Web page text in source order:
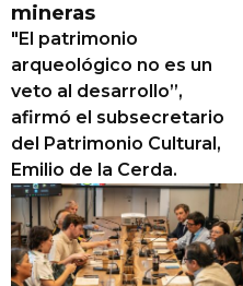
Canal Digital
Columnas de Opinión
Designaciones
Calendario de Eventos
Revistas Digital
Siguenos
mineras
"El patrimonio
arqueológico no es un
veto al desarrollo”,
afirmó el subsecretario
del Patrimonio Cultural,
Emilio de la Cerda.